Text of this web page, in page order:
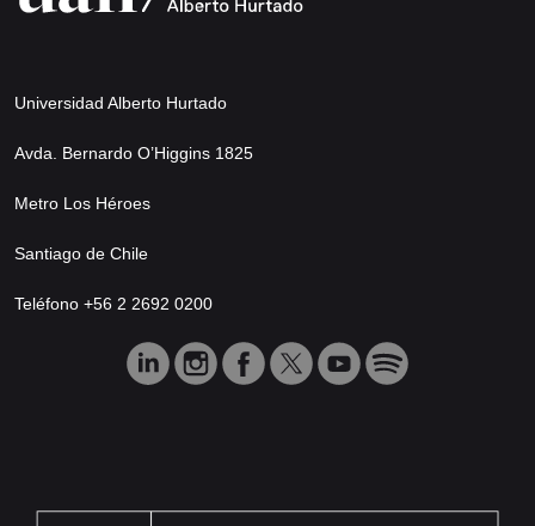
Universidad Alberto Hurtado
Avda. Bernardo O’Higgins 1825
Metro Los Héroes
Santiago de Chile
Teléfono +56 2 2692 0200